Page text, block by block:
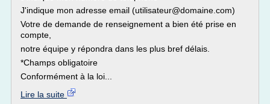
J'indique mon adresse email (utilisateur@domaine.com)
Votre de demande de renseignement a bien été prise en
compte,
notre équipe y répondra dans les plus bref délais.
*Champs obligatoire
Conformément à la loi...
Lire la suite